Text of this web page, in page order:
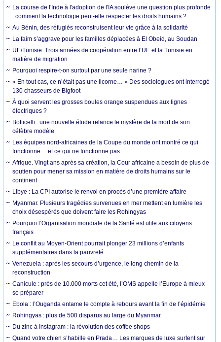
La course de l'Inde à l'adoption de l'IA soulève une question plus profonde
: comment la technologie peut-elle respecter les droits humains ?
Au Bénin, des réfugiés reconstruisent leur vie grâce à la solidarité
La faim s’aggrave pour les familles déplacées à El Obeid, au Soudan
UE/Tunisie. Trois années de coopération entre l’UE et la Tunisie en
matière de migration
Pourquoi respire-t-on surtout par une seule narine ?
« En tout cas, ce n’était pas une licorne… » Des sociologues ont interrogé
130 chasseurs de Bigfoot
À quoi servent les grosses boules orange suspendues aux lignes
électriques ?
Botticelli : une nouvelle étude relance le mystère de la mort de son
célèbre modèle
Les équipes nord-africaines de la Coupe du monde ont montré ce qui
fonctionne… et ce qui ne fonctionne pas
Afrique. Vingt ans après sa création, la Cour africaine a besoin de plus de
soutien pour mener sa mission en matière de droits humains sur le
continent
Libye : La CPI autorise le renvoi en procès d’une première affaire
Myanmar. Plusieurs tragédies survenues en mer mettent en lumière les
choix désespérés que doivent faire les Rohingyas
Pourquoi l’Organisation mondiale de la Santé est utile aux citoyens
français
Le conflit au Moyen-Orient pourrait plonger 23 millions d’enfants
supplémentaires dans la pauvreté
Venezuela : après les secours d’urgence, le long chemin de la
reconstruction
Canicule : près de 10.000 morts cet été, l’OMS appelle l’Europe à mieux
se préparer
Ebola : l’Ouganda entame le compte à rebours avant la fin de l’épidémie
Rohingyas : plus de 500 disparus au large du Myanmar
Du zinc à Instagram : la révolution des coffee shops
Quand votre chien s’habille en Prada… Les marques de luxe surfent sur